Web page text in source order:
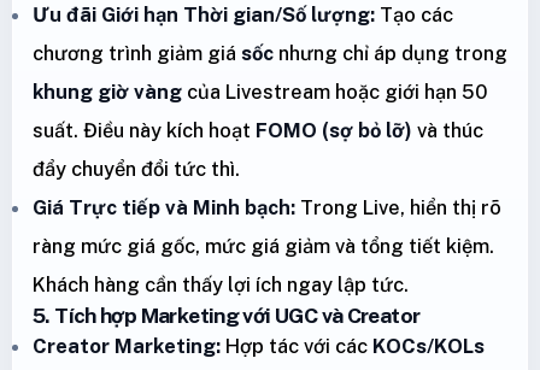
Ưu đãi Giới hạn Thời gian/Số lượng: Tạo các
chương trình giảm giá sốc nhưng chỉ áp dụng trong
khung giờ vàng của Livestream hoặc giới hạn 50
suất. Điều này kích hoạt FOMO (sợ bỏ lỡ) và thúc
đẩy chuyển đổi tức thì.
Giá Trực tiếp và Minh bạch: Trong Live, hiển thị rõ
ràng mức giá gốc, mức giá giảm và tổng tiết kiệm.
Khách hàng cần thấy lợi ích ngay lập tức.
5. Tích hợp Marketing với UGC và Creator
Creator Marketing: Hợp tác với các KOCs/KOLs